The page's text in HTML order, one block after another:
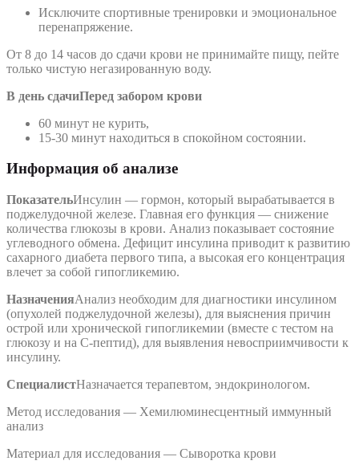
Исключите спортивные тренировки и эмоциональное
перенапряжение.
От 8 до 14 часов до сдачи крови не принимайте пищу, пейте
только чистую негазированную воду.
В день сдачиПеред забором крови
60 минут не курить,
15-30 минут находиться в спокойном состоянии.
Информация об анализе
ПоказательИнсулин — гормон, который вырабатывается в
поджелудочной железе. Главная его функция — снижение
количества глюкозы в крови. Анализ показывает состояние
углеводного обмена. Дефицит инсулина приводит к развитию
сахарного диабета первого типа, а высокая его концентрация
влечет за собой гипогликемию.
НазначенияАнализ необходим для диагностики инсулином
(опухолей поджелудочной железы), для выяснения причин
острой или хронической гипогликемии (вместе с тестом на
глюкозу и на С-пептид), для выявления невосприимчивости к
инсулину.
СпециалистНазначается терапевтом, эндокринологом.
Метод исследования — Хемилюминесцентный иммунный
анализ
Материал для исследования — Сыворотка крови